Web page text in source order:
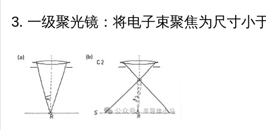
3. 一级聚光镜：将电子束聚焦为尺寸小